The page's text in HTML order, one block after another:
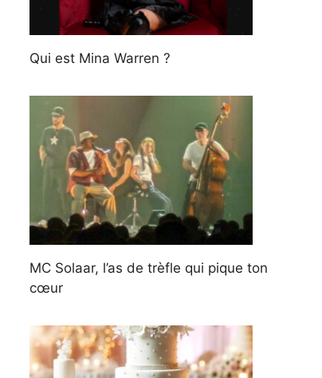
Qui est Mina Warren ?
MC Solaar, l’as de trèfle qui pique ton
cœur